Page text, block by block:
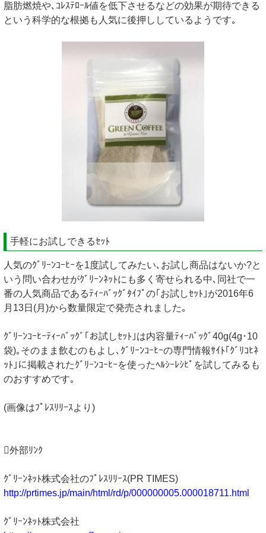
脂肪燃焼や､ｺﾚｽﾃﾛｰﾙ値を低下させるなどの効果が期待できる
という科学的な根拠も人気に後押ししているようです｡
手軽にお試しできるｾｯﾄ
人気のｸﾞﾘｰﾝｺｰﾋｰを1度試してみたい､お試し商品はないか?と
いう問い合わせがｸﾞﾘｰﾝﾈｯﾄにも多く寄せられる中､同社で一
番の人気商品であるﾃｨｰﾊﾞｯｸﾞﾀｲﾌﾟの｢お試しｾｯﾄ｣が2016年6
月13日(月)から数量限定で発売されました｡
ｸﾞﾘｰﾝｺｰﾋｰﾃｨｰﾊﾞｯｸﾞ｢お試しｾｯﾄ｣は内容量ﾃｨｰﾊﾞｯｸﾞ40g(4g･10
袋)｡そのまま飲むのもよし､ｸﾞﾘｰﾝｺｰﾋｰの専門情報ｻｲﾄ｢ｸﾞﾘｺﾋﾈ
ｯﾄ｣に掲載されたｸﾞﾘｰﾝｺｰﾋｰを使ったﾍﾙｼｰﾚｼﾋﾟを試してみるも
のおすすめです｡
(画像はﾌﾟﾚｽﾘﾘｰｽより)
外部ﾘﾝｸ
ｸﾞﾘｰﾝﾈｯﾄ株式会社のﾌﾟﾚｽﾘﾘｰｽ(PR TIMES)
http://prtimes.jp/main/html/rd/p/000000005.000018711.html
ｸﾞﾘｰﾝﾈｯﾄ株式会社